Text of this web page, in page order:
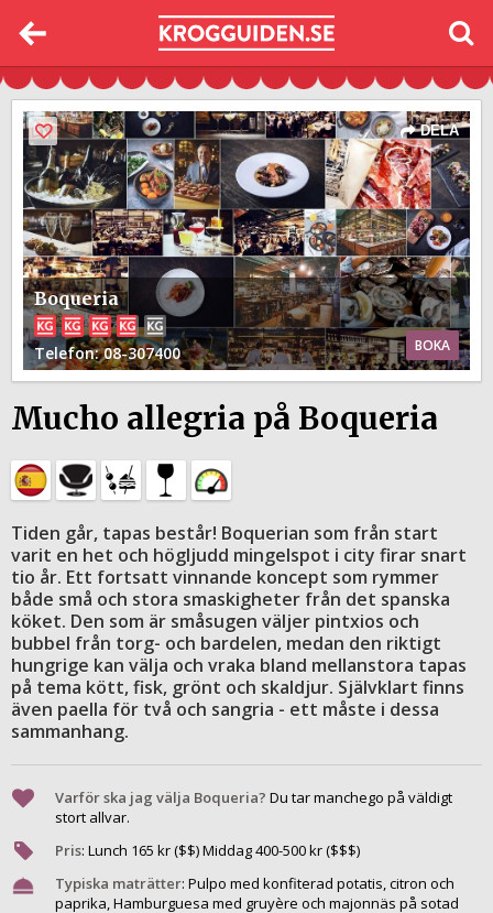
Boqueria
Telefon: 08-307400 BOKA
DELA
Mucho allegria på Boqueria
Tiden går, tapas består! Boquerian som från start
varit en het och högljudd mingelspot i city firar snart
tio år. Ett fortsatt vinnande koncept som rymmer
både små och stora smaskigheter från det spanska
köket. Den som är småsugen väljer pintxios och
bubbel från torg- och bardelen, medan den riktigt
hungrige kan välja och vraka bland mellanstora tapas
på tema kött, fisk, grönt och skaldjur. Självklart finns
även paella för två och sangria - ett måste i dessa
sammanhang.
Varför ska jag välja Boqueria? Du tar manchego på väldigt
stort allvar.
Pris: Lunch 165 kr ($$) Middag400-500kr ($$$)
Typiska maträtter: Pulpo med konfiterad potatis, citron och
paprika, Hamburguesa med gruyère och majonnäs på sotad